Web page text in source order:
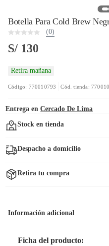
Botella Para Cold Brew
(0)
S/ 130
Retira mañana
Código: 770010793 Cód. tienda:
Entrega en Cercado De Lima
Stock en tienda
Despacho a domicilio
Retira tu compra
Información adicional
Ficha del producto: